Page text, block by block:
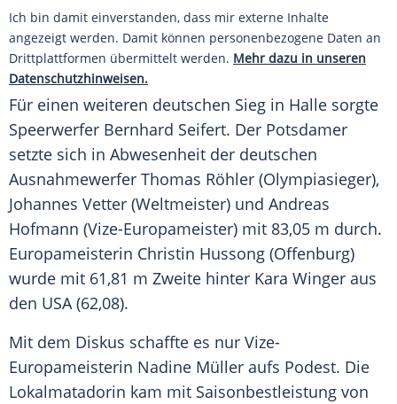
Ich bin damit einverstanden, dass mir externe Inhalte
angezeigt werden. Damit können personenbezogene Daten an
Drittplattformen übermittelt werden. Mehr dazu in unseren
Datenschutzhinweisen.
Für einen weiteren deutschen Sieg in Halle sorgte
Speerwerfer Bernhard Seifert. Der Potsdamer
setzte sich in Abwesenheit der deutschen
Ausnahmewerfer Thomas Röhler (Olympiasieger),
Johannes Vetter (Weltmeister) und Andreas
Hofmann (Vize-Europameister) mit 83,05 m durch.
Europameisterin Christin Hussong (Offenburg)
wurde mit 61,81 m Zweite hinter Kara Winger aus
den USA (62,08).
Mit dem Diskus schaffte es nur Vize-
Europameisterin Nadine Müller aufs Podest. Die
Lokalmatadorin kam mit Saisonbestleistung von